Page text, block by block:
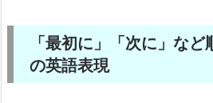
「最初に」「次に」な
の英語表現